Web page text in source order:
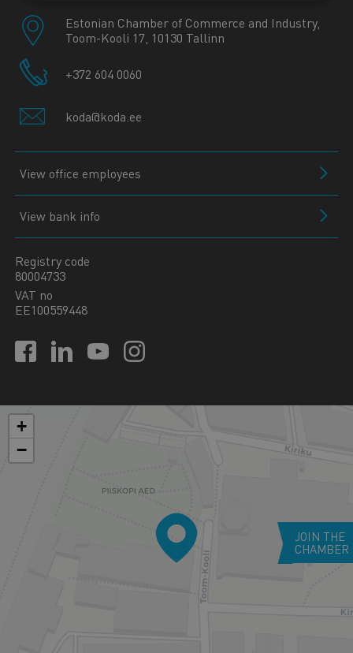
Estonian Chamber of Commerce and Industry,
Toom-Kooli 17, 10130 Tallinn
+372 604 0060
koda@koda.ee
View office employees
View bank info
Registry code
80004733
VAT no
EE100559448
+
−
JOIN THE
CHAMBER